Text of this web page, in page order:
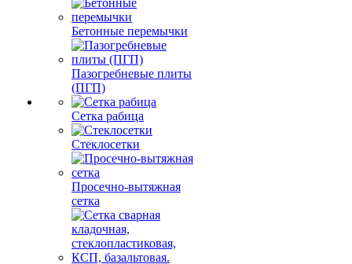
Бетонные перемычки
Пазогребневые плиты
(ПГП)
Сетка рабица
Стеклосетки
Просечно-вытяжная
сетка